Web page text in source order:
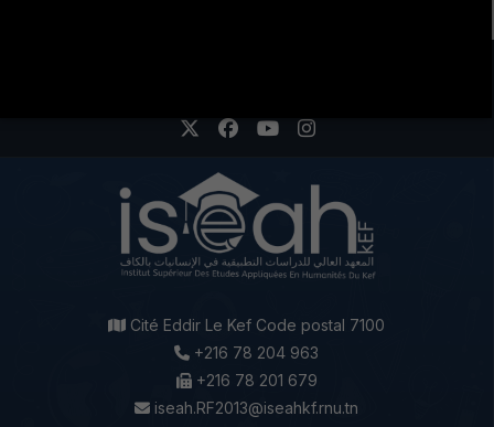
Cité Eddir Le Kef Code postal 7100
+216 78 204 963
+216 78 201 679
iseah.RF2013@iseahkf.rnu.tn